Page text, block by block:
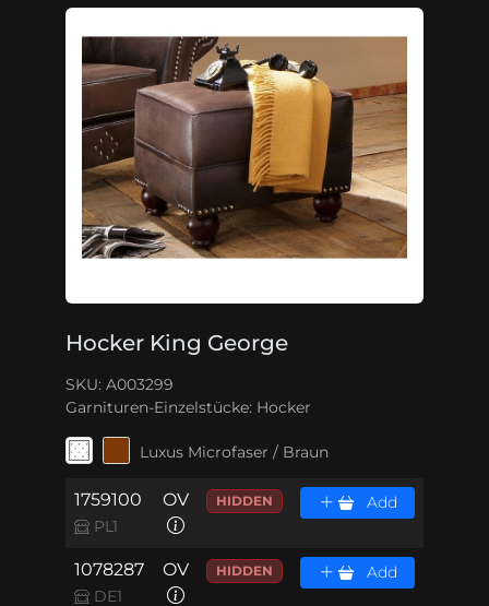
Hocker King George
SKU: A003299
Garnituren-Einzelstücke: Hocker
Luxus Microfaser / Braun
1759100
PL1
OV HIDDEN Add
1078287
DE1
OV HIDDEN Add